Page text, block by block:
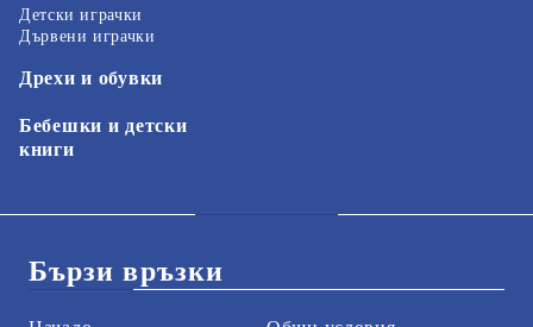
Детски играчки
Дървени играчки
Дрехи и обувки
Бебешки и детски
книги
Бързи връзки